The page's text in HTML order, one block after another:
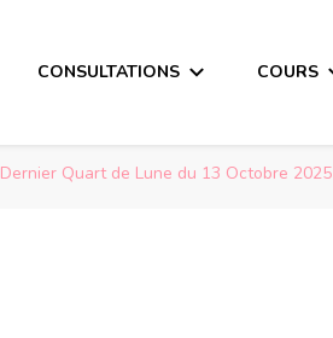
CONSULTATIONS COURS
Dernier Quart de Lune du 13 Octobre 2025